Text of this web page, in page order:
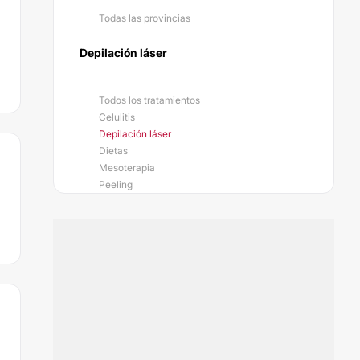
Todas las provincias
Depilación láser
Todos los tratamientos
Celulitis
Depilación láser
Dietas
Mesoterapia
Peeling